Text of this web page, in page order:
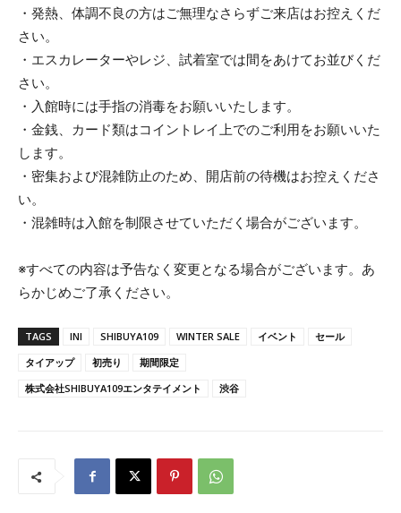
・発熱、体調不良の方はご無理なさらずご来店はお控えくだ
さい。
・エスカレーターやレジ、試着室では間をあけてお並びくだ
さい。
・入館時には手指の消毒をお願いいたします。
・金銭、カード類はコイントレイ上でのご利用をお願いいた
します。
・密集および混雑防止のため、開店前の待機はお控えくださ
い。
・混雑時は入館を制限させていただく場合がございます。
※すべての内容は予告なく変更となる場合がございます。あ
らかじめご了承ください。
TAGS INI SHIBUYA109 WINTER SALE イベント
セール
タイアップ
初売り
期間限定
株式会社SHIBUYA109エンタテイメント
渋谷